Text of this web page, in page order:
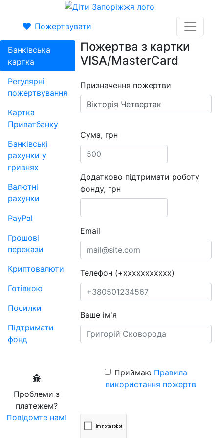
Пожертвувати
Банківська
картка
Регулярні
пожертвування
Картка
Приватбанку
Банківські
рахунки у
гривнях
Валютні
рахунки
PayPal
Грошові
перекази
Криптовалюти
Готівкою
Посилки
Підтримати
фонд
Проблеми з
платежем?
Повідомте нам!
Пожертва з картки
VISA/MasterCard
Призначення пожертви
Сума, грн
Додатково підтримати роботу
фонду, грн
Email
Телефон (+xxxxxxxxxxx)
Ваше ім'я
Приймаю Правила
використання пожертв